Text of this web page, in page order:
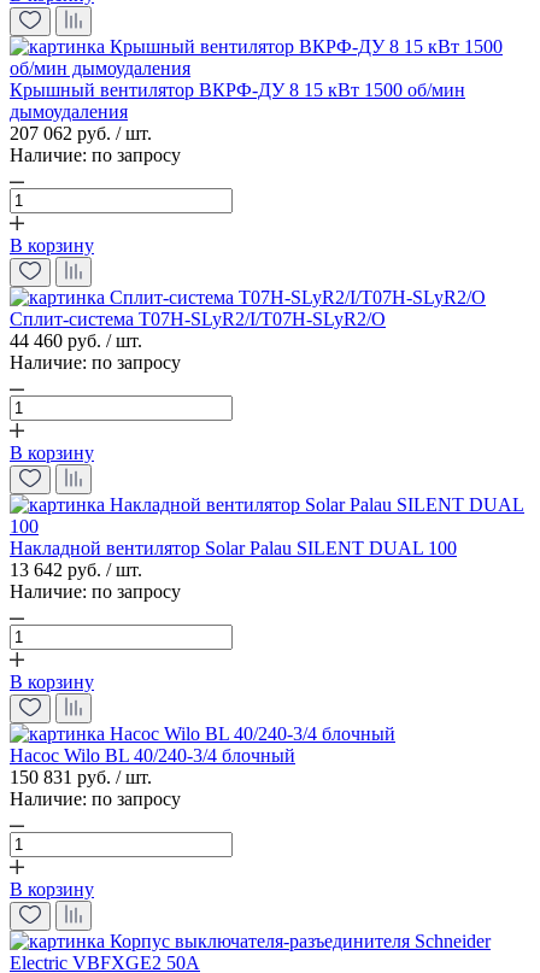
Крышный вентилятор ВКРФ-ДУ 8 15 кВт 1500 об/мин
дымоудаления
207 062 руб. / шт.
Наличие: по запросу
В корзину
Сплит-система T07H-SLyR2/I/T07H-SLyR2/O
44 460 руб. / шт.
Наличие: по запросу
В корзину
Накладной вентилятор Solar Palau SILENT DUAL 100
13 642 руб. / шт.
Наличие: по запросу
В корзину
Насос Wilo BL 40/240-3/4 блочный
150 831 руб. / шт.
Наличие: по запросу
В корзину